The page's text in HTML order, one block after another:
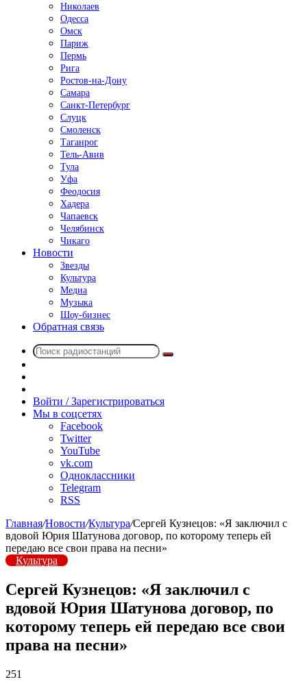
Николаев
Одесса
Омск
Париж
Пермь
Рига
Ростов-на-Дону
Самара
Санкт-Петербург
Слуцк
Смоленск
Таганрог
Тель-Авив
Тула
Уфа
Феодосия
Хадера
Чапаевск
Челябинск
Чикаго
Новости
Звезды
Культура
Медиа
Музыка
Шоу-бизнес
Обратная связь
Поиск
радио
Войти / Зарегистрироваться
Мы в соцсетях
Facebook
Twitter
YouTube
vk.com
Одноклассники
Telegram
RSS
Главная/Новости/Культура/Сергей Кузнецов: «Я заключил с
вдовой Юрия Шатунова договор, по которому теперь ей
передаю все свои права на песни»
Культура
Сергей Кузнецов: «Я заключил с
вдовой Юрия Шатунова договор, по
которому теперь ей передаю все свои
права на песни»
251